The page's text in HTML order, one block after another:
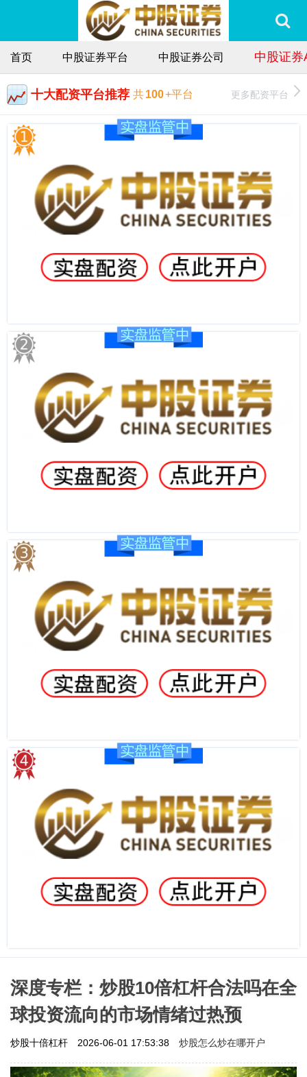
首页 中股证券平台 中股证券公司 中股证券
十大配资平台推荐 共100+平台 更多配资平台
深度专栏：炒股10倍杠杆合法吗在全
球投资流向的市场情绪过热预
炒股十倍杠杆 2026-06-01 17:53:38 炒股怎么炒在哪开户